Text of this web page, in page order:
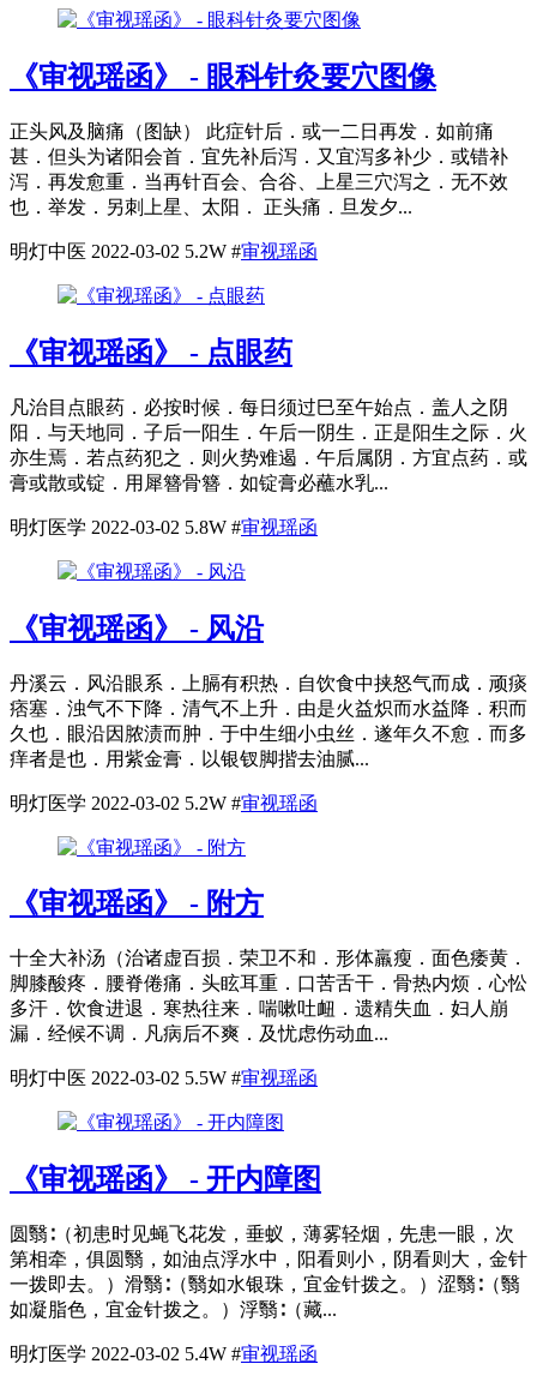
《审视瑶函》 - 眼科针灸要穴图像
正头风及脑痛（图缺） 此症针后．或一二日再发．如前痛
甚．但头为诸阳会首．宜先补后泻．又宜泻多补少．或错补
泻．再发愈重．当再针百会、合谷、上星三穴泻之．无不效
也．举发．另刺上星、太阳． 正头痛．旦发夕...
明灯中医 2022-03-02 5.2W #审视瑶函
《审视瑶函》 - 点眼药
凡治目点眼药．必按时候．每日须过巳至午始点．盖人之阴
阳．与天地同．子后一阳生．午后一阴生．正是阳生之际．火
亦生焉．若点药犯之．则火势难遏．午后属阴．方宜点药．或
膏或散或锭．用犀簪骨簪．如锭膏必蘸水乳...
明灯医学 2022-03-02 5.8W #审视瑶函
《审视瑶函》 - 风沿
丹溪云．风沿眼系．上膈有积热．自饮食中挟怒气而成．顽痰
痞塞．浊气不下降．清气不上升．由是火益炽而水益降．积而
久也．眼沿因脓渍而肿．于中生细小虫丝．遂年久不愈．而多
痒者是也．用紫金膏．以银钗脚揩去油腻...
明灯医学 2022-03-02 5.2W #审视瑶函
《审视瑶函》 - 附方
十全大补汤（治诸虚百损．荣卫不和．形体羸瘦．面色痿黄．
脚膝酸疼．腰脊倦痛．头眩耳重．口苦舌干．骨热内烦．心忪
多汗．饮食进退．寒热往来．喘嗽吐衄．遗精失血．妇人崩
漏．经候不调．凡病后不爽．及忧虑伤动血...
明灯中医 2022-03-02 5.5W #审视瑶函
《审视瑶函》 - 开内障图
圆翳∶（初患时见蝇飞花发，垂蚁，薄雾轻烟，先患一眼，次
第相牵，俱圆翳，如油点浮水中，阳看则小，阴看则大，金针
一拨即去。）滑翳∶（翳如水银珠，宜金针拨之。）涩翳∶（翳
如凝脂色，宜金针拨之。）浮翳∶（藏...
明灯医学 2022-03-02 5.4W #审视瑶函